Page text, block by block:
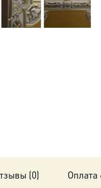
(0) Оплата